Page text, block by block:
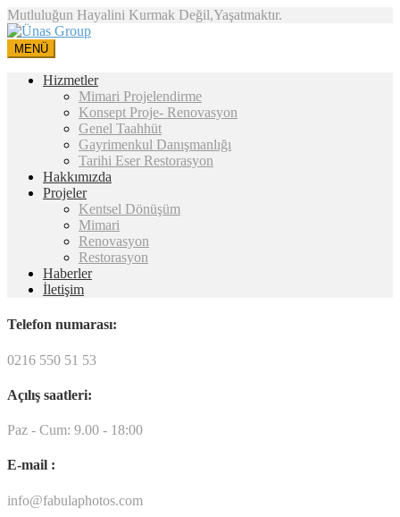
Mutluluğun Hayalini Kurmak Değil,Yaşatmaktır.
MENÜ
Hizmetler
Mimari Projelendirme
Konsept Proje- Renovasyon
Genel Taahhüt
Gayrimenkul Danışmanlığı
Tarihi Eser Restorasyon
Hakkımızda
Projeler
Kentsel Dönüşüm
Mimari
Renovasyon
Restorasyon
Haberler
İletişim
Telefon numarası:
0216 550 51 53
Açılış saatleri:
Paz - Cum: 9.00 - 18:00
E-mail :
info@fabulaphotos.com